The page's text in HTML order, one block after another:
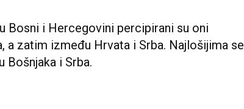
Bosni i Hercegovini percipirani su oni
a zatim između Hrvata i Srba. Najlošijima se
Bošnjaka i Srba.